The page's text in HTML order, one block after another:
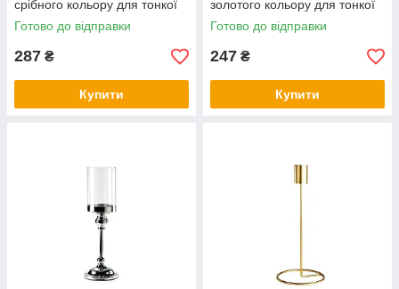
срібного кольору для тонкої
свічки висота 28 см декор
Готово до відправки
287 ₴
Купити
золотого кольору для тонкої
свічки висота 18 см декор
дому
Готово до відправки
247 ₴
Купити